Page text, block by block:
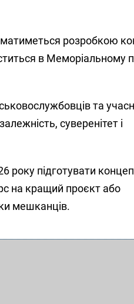
розробкою
в Меморіальному
та
суверенітет і
року підготувати
на кращий проєкт або
мешканців.